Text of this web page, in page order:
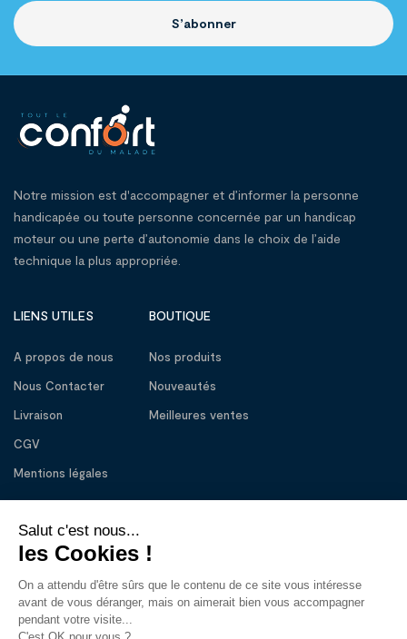
S’abonner
Notre mission est d'accompagner et d’informer la personne
handicapée ou toute personne concernée par un handicap
moteur ou une perte d’autonomie dans le choix de l’aide
technique la plus appropriée.
LIENS UTILES
A propos de nous
Nous Contacter
Livraison
CGV
Mentions légales
BOUTIQUE
Nos produits
Nouveautés
Meilleures ventes
01 56 56 83 33
Lundi – Vendredi : 10:00 - 13:00
14:30 – 18:30